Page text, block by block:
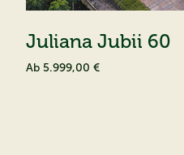
Juliana Jubii 60
Ab 5.999,00 €